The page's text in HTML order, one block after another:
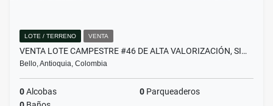
LOTE / TERRENO VENTA
VENTA LOTE CAMPESTRE #46 DE ALTA VALORIZACIÓN, SI…
Bello, Antioquia, Colombia
0Alcobas 0 Parqueaderos